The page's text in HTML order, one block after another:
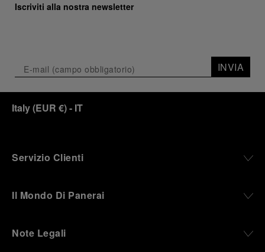
Iscriviti alla nostra newsletter
INVIA
Italy(EUR €)- IT
Servizio Clienti
Il Mondo Di Panerai
Note Legali